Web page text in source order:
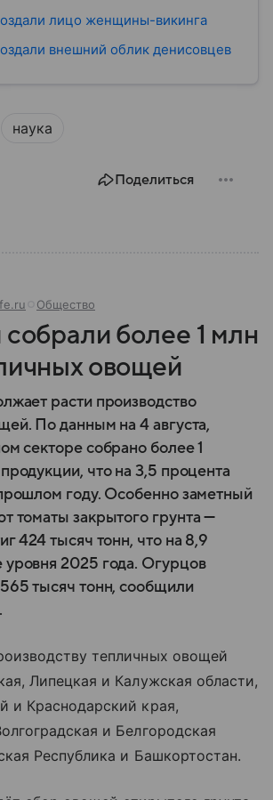
лицо женщины-викинга
внешний облик денисовцев
наука
Поделиться
Общество
более 1 млн
овощей
расти производство
По данным на 4 августа,
секторе собрано более 1
что на 3,5 процента
году. Особенно заметный
томаты закрытого грунта —
424 тысяч тонн, что на 8,9
2025 года. Огурцов
тысяч тонн, сообщили
тепличных овощей
Липецкая и Калужская области,
и Краснодарский края,
и Белгородская
Республика и Башкортостан.